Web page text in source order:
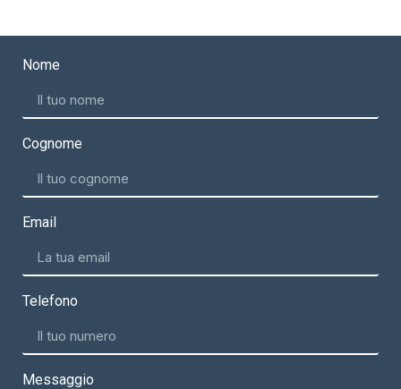
Nome
Cognome
Email
Telefono
Messaggio